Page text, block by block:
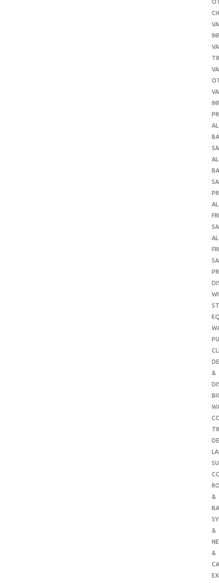
&
&
&
&